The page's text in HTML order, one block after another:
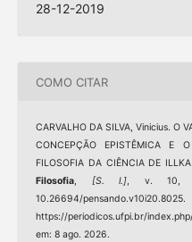
28-12-2019
COMO CITAR
CARVALHO DA SILVA, Vinicius. O
CONCEPÇÃO EPISTÊMICA E
FILOSOFIA DA CIÊNCIA DE
Filosofia, [S. l.], v. 10,
10.26694/
https://periodicos.ufpi.br/
em: 8 ago. 2026.